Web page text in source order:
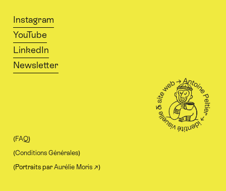
Instagram
YouTube
LinkedIn
Newsletter
(FAQ)
(Conditions Générales)
(Portraits par Aurélie Moris ↗)